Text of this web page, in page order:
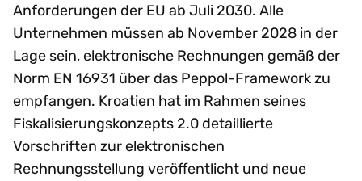
Anforderungen der EU ab Juli 2030. Alle
Unternehmen müssen ab November 2028 in der
Lage sein, elektronische Rechnungen gemäß der
Norm EN 16931 über das Peppol-Framework zu
empfangen. Kroatien hat im Rahmen seines
Fiskalisierungskonzepts 2.0 detaillierte
Vorschriften zur elektronischen
Rechnungsstellung veröffentlicht und neue